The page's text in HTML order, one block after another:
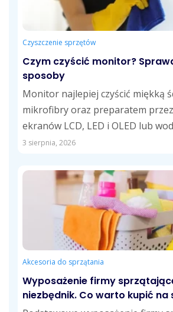
Czyszczenie sprzętów
Czym czyścić monitor?
sposoby
Monitor najlepiej czyścić miękką
mikrofibry oraz preparatem
ekranów LCD, LED i OLED lub
Takie...
3 sierpnia, 2026
Akcesoria do sprzątania
Wyposażenie firmy
niezbędnik. Co warto kupić na